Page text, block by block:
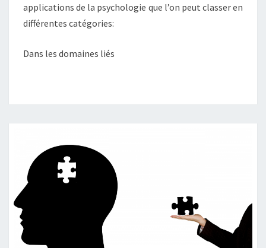
applications de la psychologie que l’on peut classer en
différentes catégories:
Dans les domaines liés